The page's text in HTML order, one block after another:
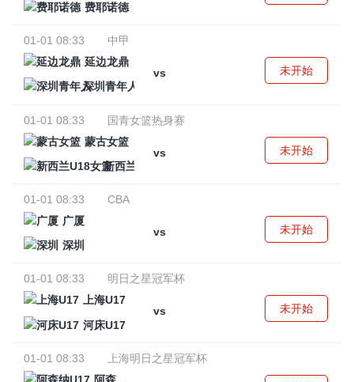
费耶诺德
01-01 08:33
中甲
延边龙鼎
vs
深圳青年人
未开始
01-01 08:33
国青女篮热身赛
蒙古女篮
vs
新西兰U18女篮
未开始
01-01 08:33
CBA
广厦
vs
深圳
未开始
01-01 08:33
明日之星冠军杯
上海U17
vs
河床U17
未开始
01-01 08:33
上海明日之星冠军杯